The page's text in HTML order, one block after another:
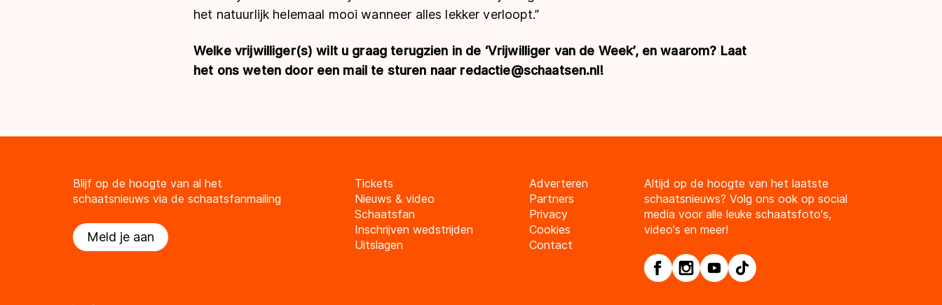
het natuurlijk helemaal mooi wanneer alles lekker verloopt.”
Welke vrijwilliger(s) wilt u graag terugzien in de ‘Vrijwilliger van de Week’, en waarom? Laat
het ons weten door een mail te sturen naar redactie@schaatsen.nl!
Blijf op de hoogte van al het
schaatsnieuws via de schaatsfanmailing
Meld je aan
Tickets
Nieuws & video
Schaatsfan
Inschrijven wedstrijden
Uitslagen
Adverteren
Partners
Privacy
Cookies
Contact
Altijd op de hoogte van het laatste
schaatsnieuws? Volg ons ook op social
media voor alle leuke schaatsfoto's,
video's en meer!